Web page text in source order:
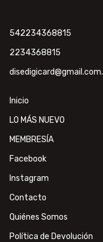
542234368815
2234368815
Inicio
LO MÁS NUEVO
MEMBRESÍA
Facebook
Instagram
Contacto
Quiénes Somos
Política de Devolución